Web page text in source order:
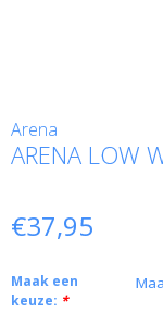
Arena
ARENA LOW
€37,95
Maak een
keuze: *